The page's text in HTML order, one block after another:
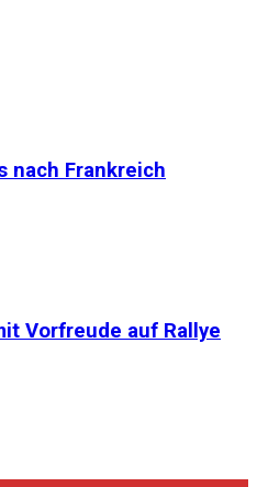
nach Frankreich
Vorfreude auf Rallye